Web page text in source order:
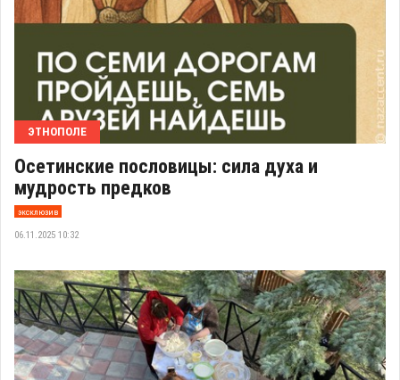
ЭТНОПОЛЕ
Осетинские пословицы: сила духа и
мудрость предков
эксклюзив
06.11.2025 10:32